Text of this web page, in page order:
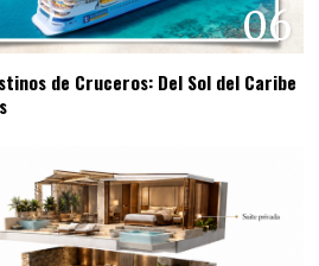
06
de Cruceros: Del Sol del Caribe